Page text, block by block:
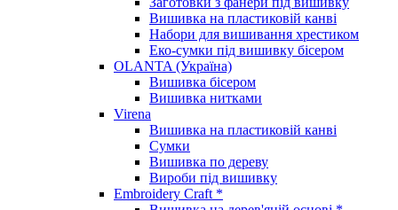
Вишивка на пластиковій канві
Набори для вишивання хрестиком
Еко-сумки під вишивку бісером
OLANTA (Україна)
Вишивка бісером
Вишивка нитками
Virena
Вишивка на пластиковій канві
Сумки
Вишивка по дереву
Вироби під вишивку
Embroidery Craft *